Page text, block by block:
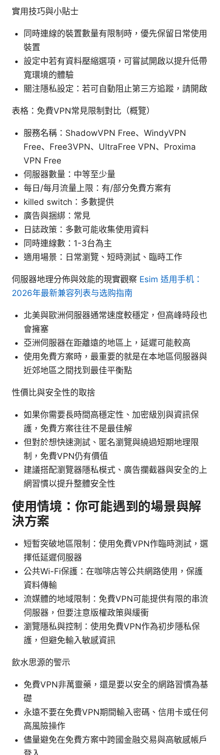
實用技巧與小貼士
同時連線的裝置數量有限制時，優先保留日常使用
裝置
設定中若有資料壓縮選項，可嘗試開啟以提升低帶
寬環境的體驗
關注隱私設定：若可自動阻止第三方追蹤，請開啟
表格：免費VPN常見限制對比（概覽）
服務名稱：ShadowVPN Free、WindyVPN
Free、Free3VPN、UltraFree VPN、Proxima
VPN Free
伺服器數量：中等至少量
每日/每月流量上限：有/部分免費方案有
killed switch：多數提供
廣告與捆綁：常見
日誌政策：多數可能收集使用資料
同時連線數：1-3台為主
適用場景：日常瀏覽、短時測試、臨時工作
伺服器地理分佈與效能的現實觀察 Esim 适用手机：
2026年最新兼容列表与选购指南
北美與歐洲伺服器通常速度較穩定，但高峰時段也
會擁塞
亞洲伺服器在距離遠的地區上，延遲可能較高
使用免費方案時，最重要的就是在本地區伺服器與
近郊地區之間找到最佳平衡點
性價比與安全性的取捨
如果你需要長時間高穩定性、加密級別與資訊保
護，免費方案往往不是最佳解
但對於想快速測試、匿名瀏覽與繞過短期地理限
制，免費VPN仍有價值
建議搭配瀏覽器隱私模式、廣告攔截器與安全的上
網習慣以提升整體安全性
使用情境：你可能遇到的場景與解
決方案
短暫突破地區限制：使用免費VPN作臨時測試，選
擇低延遲伺服器
公共Wi-Fi保護：在咖啡店等公共網路使用，保護
資料傳輸
流媒體的地域限制：免費VPN可能提供有限的串流
伺服器，但要注意版權政策與緩衝
瀏覽隱私與控制：使用免費VPN作為初步隱私保
護，但避免輸入敏感資訊
飲水思源的警示
免費VPN非萬靈藥，還是要以安全的網路習慣為基
礎
永遠不要在免費VPN期間輸入密碼、信用卡或任何
高風險操作
儘量避免在免費方案中跨國金融交易與高敏感帳戶